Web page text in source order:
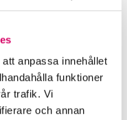
anpassa innehållet
funktioner
trafik. Vi
och annan
innehåll.